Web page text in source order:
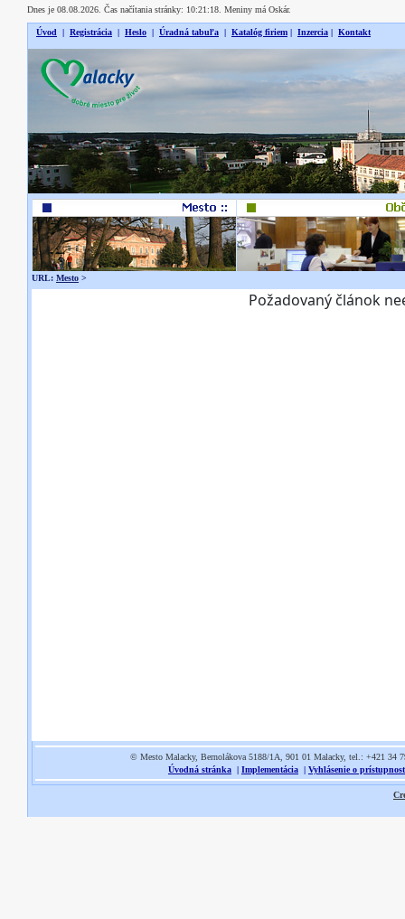
Dnes je 08.08.2026. Čas načítania stránky: 10:21:18. Meniny má Oskár.
Úvod | Registrácia | Heslo | Úradná tabuľa | Katalóg firiem | Inzercia | Kontakt
URL: Mesto >
Požadovaný článok
© Mesto Malacky, Bernolákova 5188/1A, 901 01 Malacky, tel.: +421 34
Úvodná stránka | Implementácia | Vyhlásenie o